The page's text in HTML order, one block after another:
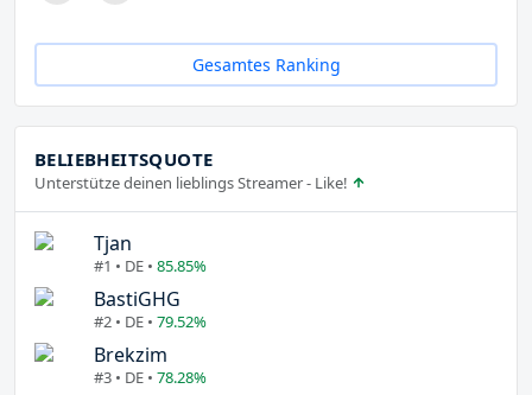
Gesamtes Ranking
BELIEBHEITSQUOTE
Unterstütze deinen lieblings Streamer - Like!
Tjan
#1 • DE • 85.85%
BastiGHG
#2 • DE • 79.52%
Brekzim
#3 • DE • 78.28%